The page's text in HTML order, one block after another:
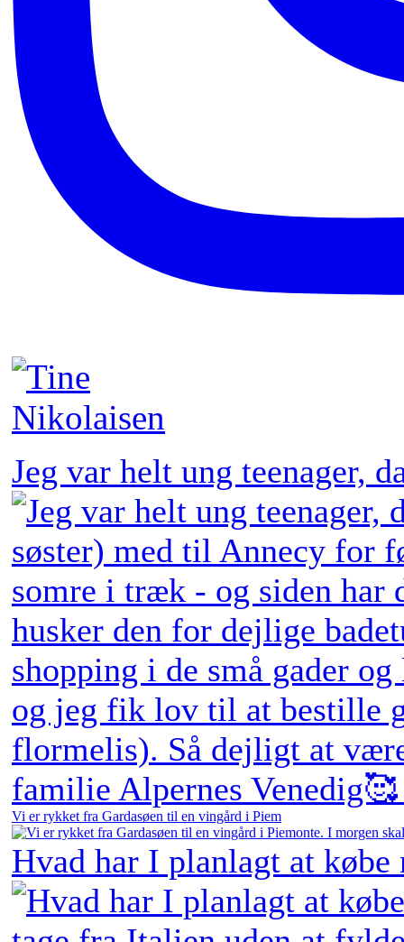
Jeg var helt ung teenager,
Vi er rykket fra Gardasøen til en vingård i Piem
Hvad har I planlagt at